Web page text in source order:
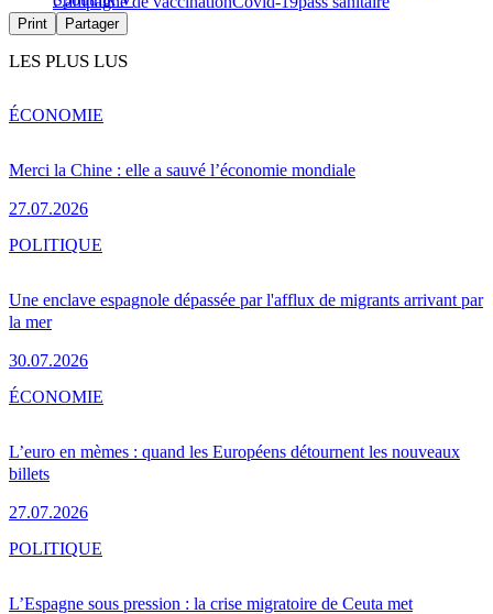
Print Partager
LES PLUS LUS
Merci la Chine : elle a sauvé l’économie mondiale
27.07.2026
ÉCONOMIE
Une enclave espagnole dépassée par l'afflux de migrants arrivant par
la mer
30.07.2026
POLITIQUE
L’euro en mèmes : quand les Européens détournent les nouveaux
billets
27.07.2026
ÉCONOMIE
L’Espagne sous pression : la crise migratoire de Ceuta met
POLITIQUE